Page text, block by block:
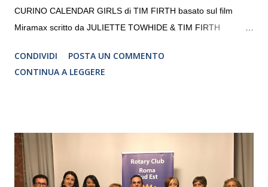
CURINO CALENDAR GIRLS di TIM FIRTH basato sul film
Miramax scritto da JULIETTE TOWHIDE & TIM FIRTH
CRISTINA PEZZOLI
CONDIVIDI
POSTA UN COMMENTO
CONTINUA A LEGGERE